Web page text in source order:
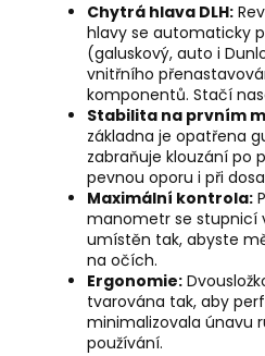
Chytrá hlava DLH:
hlavy se automaticky
(galuskový, auto i
vnitřního
komponentů. Stačí
Stabilita na prvním
základna je opatřena
zabraňuje klouzání po
pevnou oporu i při
Maximální kontrola:
manometr se stupnicí
umístěn tak, abyste
na očích.
Ergonomie:
tvarována tak, aby
minimalizovala únavu
používání.